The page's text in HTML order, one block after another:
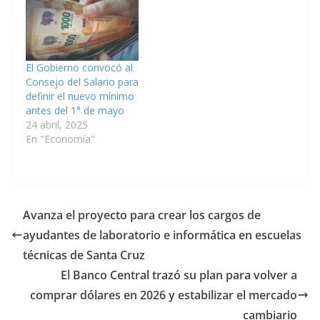
El Gobierno convocó al
Consejo del Salario para
definir el nuevo mínimo
antes del 1° de mayo
24 abril, 2025
En "Economía"
Avanza el proyecto para crear los cargos de
ayudantes de laboratorio e informática en escuelas
técnicas de Santa Cruz
El Banco Central trazó su plan para volver a
comprar dólares en 2026 y estabilizar el mercado
cambiario